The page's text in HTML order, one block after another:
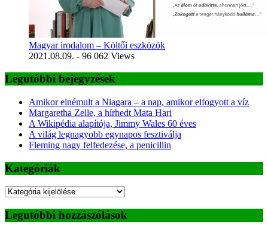
Magyar irodalom – Költői eszközök
2021.08.09. - 96 062 Views
Legutóbbi bejegyzések
Amikor elnémult a Niagara – a nap, amikor elfogyott a víz
Margaretha Zelle, a hírhedt Mata Hari
A Wikipédia alapítója, Jimmy Wales 60 éves
A világ legnagyobb egynapos fesztiválja
Fleming nagy felfedezése, a penicillin
Kategóriák
Kategóriák
Legutóbbi hozzászólások